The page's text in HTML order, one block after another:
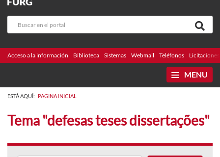
Acceso a la información Biblioteca Sistemas Webmail Teléfonos Licitaciones
MENU
ESTÁ AQUÍ: PAGINA INICIAL
Tema "defesas teses dissertações"